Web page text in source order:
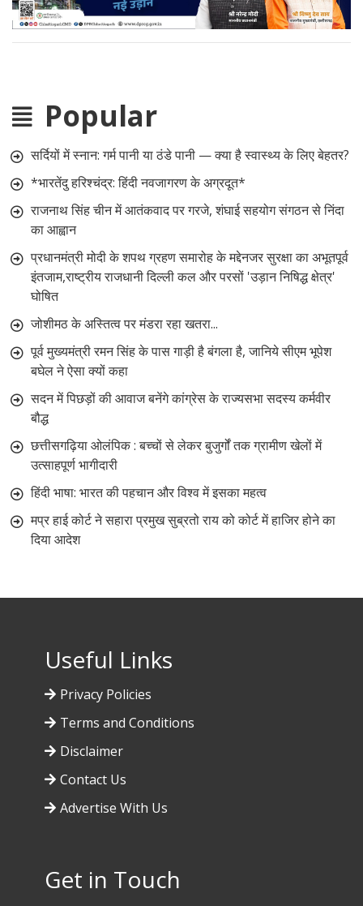
Popular
सर्दियों में स्नान: गर्म पानी या ठंडे पानी — क्या है स्वास्थ्य के लिए बेहतर?
*भारतेंदु हरिश्चंद्र: हिंदी नवजागरण के अग्रदूत*
राजनाथ सिंह चीन में आतंकवाद पर गरजे, शंघाई सहयोग संगठन से निंदा
का आह्वान
प्रधानमंत्री मोदी के शपथ ग्रहण समारोह के मद्देनजर सुरक्षा का अभूतपूर्व
इंतजाम,राष्ट्रीय राजधानी दिल्ली कल और परसों 'उड़ान निषिद्ध क्षेत्र'
घोषित
जोशीमठ के अस्तित्व पर मंडरा रहा खतरा...
पूर्व मुख्यमंत्री रमन सिंह के पास गाड़ी है बंगला है, जानिये सीएम भूपेश
बघेल ने ऐसा क्यों कहा
सदन में पिछड़ों की आवाज बनेंगे कांग्रेस के राज्यसभा सदस्य कर्मवीर
बौद्ध
छत्तीसगढ़िया ओलंपिक : बच्चों से लेकर बुजुर्गों तक ग्रामीण खेलों में
उत्साहपूर्ण भागीदारी
हिंदी भाषा: भारत की पहचान और विश्व में इसका महत्व
मप्र हाई कोर्ट ने सहारा प्रमुख सुब्रतो राय को कोर्ट में हाजिर होने का
दिया आदेश
Useful Links
Privacy Policies
Terms and Conditions
Disclaimer
Contact Us
Advertise With Us
Get in Touch